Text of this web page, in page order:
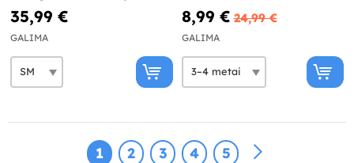
35,99 €
GALIMA
Harry Potter
8,99 € 24,99 €
GALIMA
1 2 3 4 5